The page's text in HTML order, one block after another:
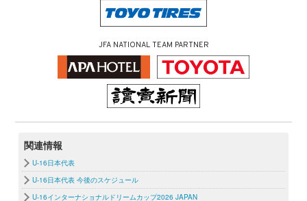
JFA NATIONAL TEAM PARTNER
関連情報
U-16日本代表
U-16日本代表 今後のスケジュール
U-16インターナショナルドリームカップ2026 JAPAN